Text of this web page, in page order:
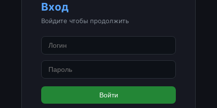
Вход
Войдите чтобы продолжить
Войти